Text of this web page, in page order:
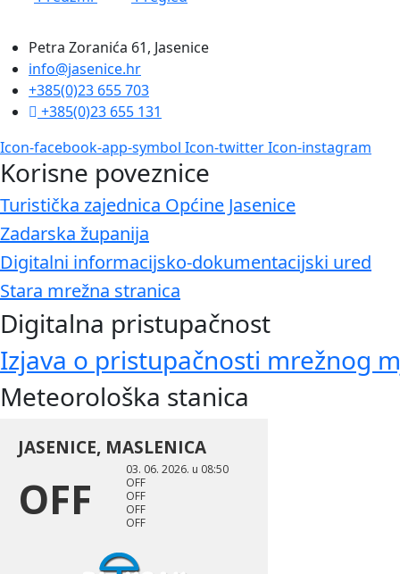
Petra Zoranića 61, Jasenice
info@jasenice.hr
+385(0)23 655 703
+385(0)23 655 131
Icon-facebook-app-symbol Icon-twitterIcon-instagram
Korisne poveznice
Turistička zajednica Općine Jasenice
Zadarska županija
Digitalni informacijsko-dokumentacijski ured
Stara mrežna stranica
Digitalna pristupačnost
Izjava o pristupačnosti mrežnog
Meteorološka stanica